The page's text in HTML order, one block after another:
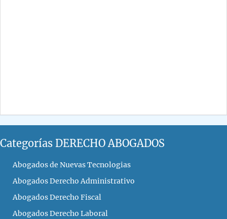
Categorías DERECHO ABOGADOS
Abogados de Nuevas Tecnologias
Abogados Derecho Administrativo
Abogados Derecho Fiscal
Abogados Derecho Laboral